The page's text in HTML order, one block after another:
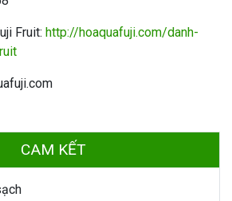
Fruit: http://hoaquafuji.com/danh-
CAM KẾT